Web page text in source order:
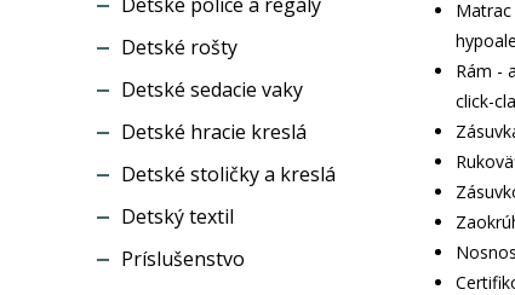
Detské rošty
Detské sedacie vaky
Detské hracie kreslá
Detské stoličky a kreslá
Detský textil
Príslušenstvo
Rám -
click-